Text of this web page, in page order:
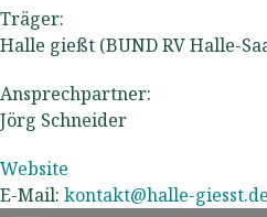
Träger:
Halle gießt (BUND RV Halle-
Ansprechpartner:
Jörg Schneider
Website
E-Mail: kontakt@halle-giesst.de